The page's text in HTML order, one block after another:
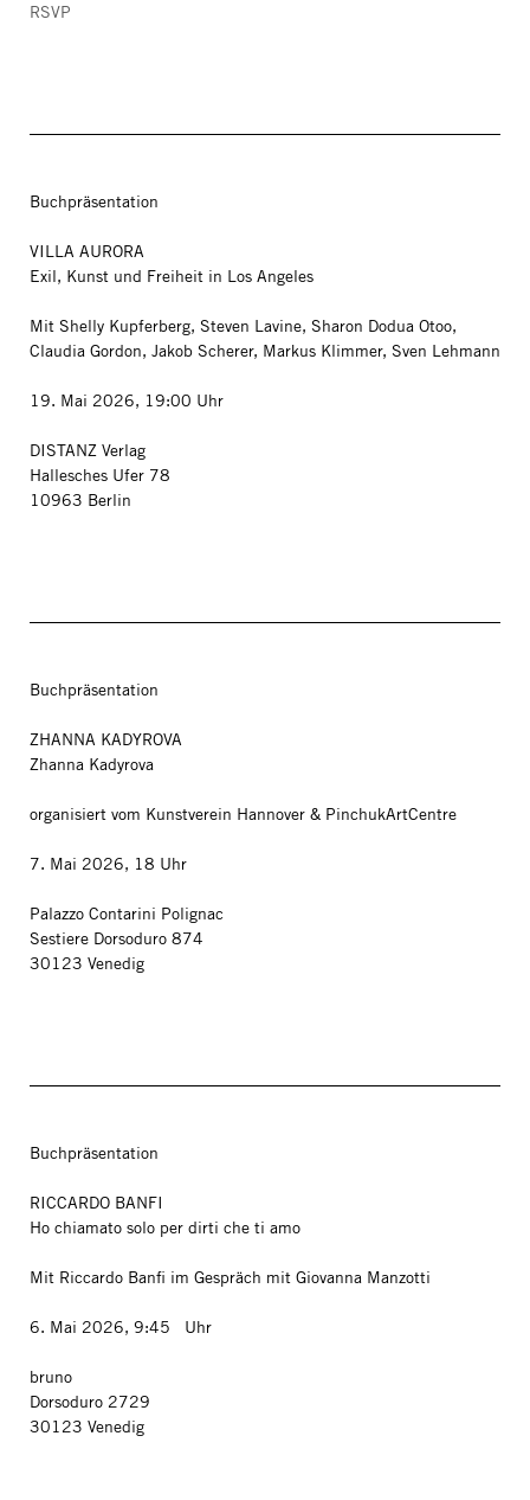
RSVP
Buchpräsentation
VILLA AURORA
Exil, Kunst und Freiheit in Los Angeles
Mit Shelly Kupferberg, Steven Lavine, Sharon Dodua Otoo,
Claudia Gordon, Jakob Scherer, Markus Klimmer, Sven Lehmann
19. Mai 2026, 19:00 Uhr
DISTANZ Verlag
Hallesches Ufer 78
10963 Berlin
Buchpräsentation
ZHANNA KADYROVA
Zhanna Kadyrova
organisiert vom Kunstverein Hannover & PinchukArtCentre
7. Mai 2026, 18 Uhr
Palazzo Contarini Polignac
Sestiere Dorsoduro 874
30123 Venedig
Buchpräsentation
RICCARDO BANFI
Ho chiamato solo per dirti che ti amo
Mit Riccardo Banfi im Gespräch mit Giovanna Manzotti
6. Mai 2026, 9:45 Uhr
bruno
Dorsoduro 2729
30123 Venedig